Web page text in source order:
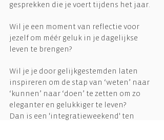
gesprekken die je voert tijdens het jaar.
Wil je een moment van reflectie voor
jezelf om méér geluk in je dagelijkse
leven te brengen?
Wil je je door gelijkgestemden laten
inspireren om de stap van ‘weten’ naar
‘kunnen’ naar ‘doen’ te zetten om zo
eleganter en gelukkiger te leven?
Dan is een 'integratieweekend' ten